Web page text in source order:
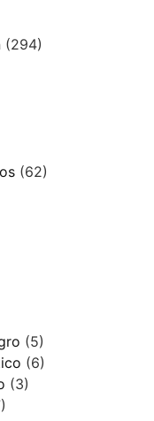
(294)
(62)
(5)
(6)
(3)